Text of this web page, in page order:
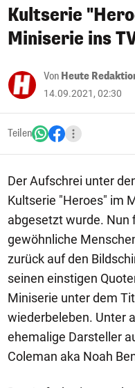
Kultserie
Miniserie ins
Von Heute
14.09.2021, 02:30
Teilen
Der Aufschrei unter
Kultserie "Heroes" im
abgesetzt wurde. Nun
gewöhnliche
zurück auf den
seinen einstigen
Miniserie unter dem
wiederbeleben. Unter
ehemalige Darsteller
Coleman aka Noah